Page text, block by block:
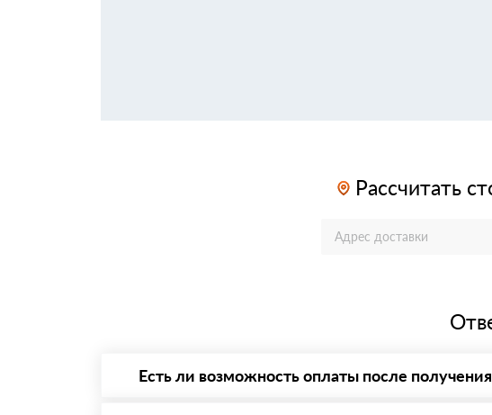
Рассчитать
Есть ли возможность оплаты после